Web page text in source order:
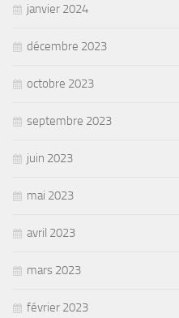
janvier 2024
décembre 2023
octobre 2023
septembre 2023
juin 2023
mai 2023
avril 2023
mars 2023
février 2023